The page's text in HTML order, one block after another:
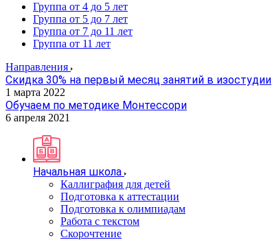
Группа от 4 до 5 лет
Группа от 5 до 7 лет
Группа от 7 до 11 лет
Группа от 11 лет
Направления
Скидка 30% на первый месяц занятий в изостудии
1 марта 2022
Обучаем по методике Монтессори
6 апреля 2021
Начальная школа
Каллиграфия для детей
Подготовка к аттестации
Подготовка к олимпиадам
Работа с текстом
Скорочтение